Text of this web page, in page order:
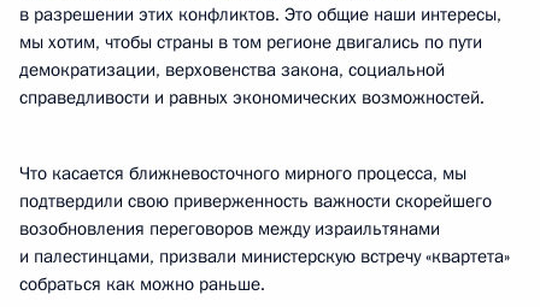
в разрешении этих конфликтов. Это общие наши интересы,
мы хотим, чтобы страны в том регионе двигались по пути
демократизации, верховенства закона, социальной
справедливости и равных экономических возможностей.
Что касается ближневосточного мирного процесса, мы
подтвердили свою приверженность важности скорейшего
возобновления переговоров между израильтянами
и палестинцами, призвали министерскую встречу «квартета»
собраться как можно раньше.